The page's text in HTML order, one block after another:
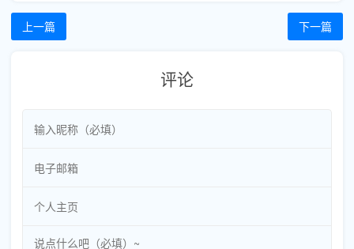
上一篇 下一篇
评论